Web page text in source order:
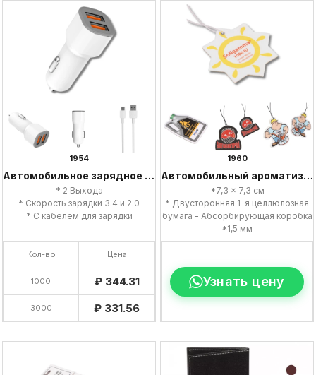
1954
Автомобильное зарядное устройство
* 2 Выхода
* Скорость зарядки 3.4 и 2.0
* С кабелем для зарядки
Кол-во Цена
1000 ₽ 344.31
3000 ₽ 331.56
1960
Автомобильный ароматизатор
*7,3 x 7,3 см
* Двусторонняя 1-я целлюлозная
бумага - Абсорбирующая коробка
*1,5 мм
Узнать цену